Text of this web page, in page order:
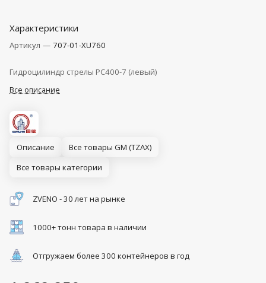
Характеристики
Артикул — 707-01-XU760
Гидроцилиндр стрелы PC400-7 (левый)
Все описание
Описание
Все товары GM (TZAX)
Все товары категории
ZVENO - 30 лет на рынке
1000+ тонн товара в наличии
Отгружаем более 300 контейнеров в год